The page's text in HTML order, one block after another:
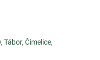
Tábor, Čimelice,